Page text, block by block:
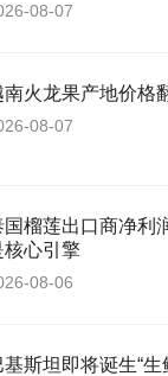
08-07
南火龙果产地价格
08-07
国榴莲出口商净利
核心引擎
08-06
基斯坦即将诞生“